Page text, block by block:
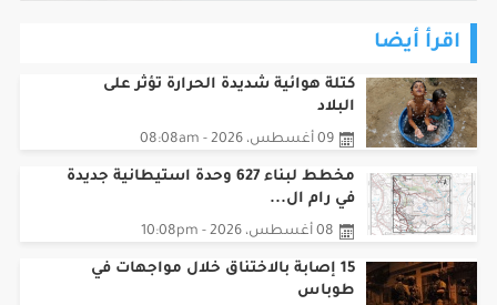
البلاد
09 أغسطس، 2026 - 08:08am
في رام ال...
08 أغسطس، 2026 - 10:08pm
15 إصابة بالاختناق خلال مواجهات في
طوباس
08 أغسطس، 2026 - 10:08pm